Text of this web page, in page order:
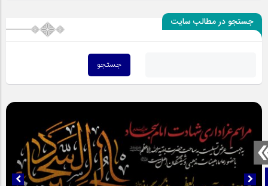
صفحه نخست
جستجو در مطالب سایت